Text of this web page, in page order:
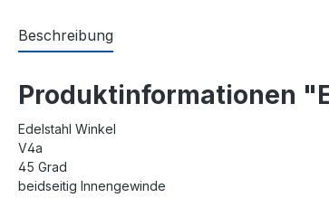
Beschreibung
Produktinformationen
Edelstahl Winkel
V4a
45 Grad
beidseitig Innengewinde